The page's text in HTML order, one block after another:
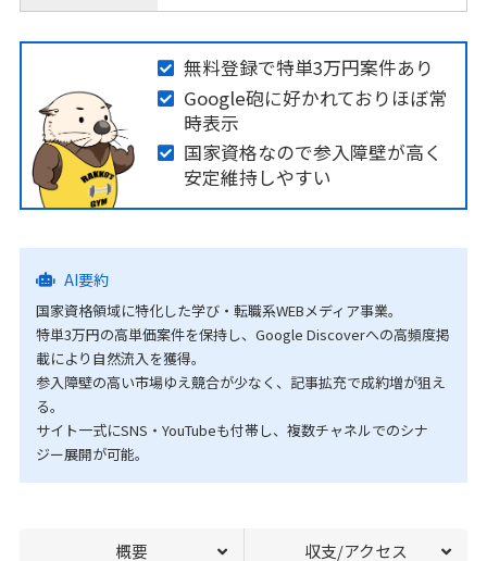
無料登録で特単3万円案件あり
Google砲に好かれておりほぼ常
時表示
国家資格なので参入障壁が高く
安定維持しやすい
AI要約
国家資格領域に特化した学び・転職系WEBメディア事業。
特単3万円の高単価案件を保持し、Google Discoverへの高頻度掲
載により自然流入を獲得。
参入障壁の高い市場ゆえ競合が少なく、記事拡充で成約増が狙え
る。
サイト一式にSNS・YouTubeも付帯し、複数チャネルでのシナ
ジー展開が可能。
概要 収支/アクセス